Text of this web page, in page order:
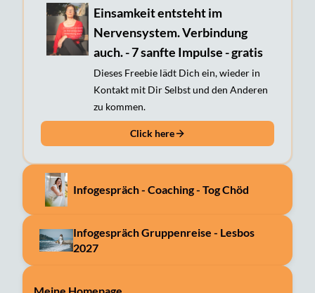
Einsamkeit entsteht im
Nervensystem. Verbindung
auch. - 7 sanfte Impulse - gratis
Dieses Freebie lädt Dich ein, wieder in
Kontakt mit Dir Selbst und den Anderen
zu kommen.
Click here
Infogespräch - Coaching - Tog Chöd
Infogespräch Gruppenreise - Lesbos
2027